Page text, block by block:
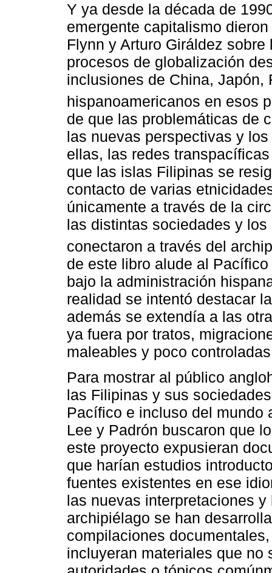
Y ya desde la década de
emergente capitalismo
Flynn y Arturo Giráldez
procesos de globalización
inclusiones de China, Japón,
hispanoamericanos en esos
de que las problemáticas de
las nuevas perspectivas y
ellas, las redes
que las islas Filipinas se
contacto de varias
únicamente a través de la
las distintas sociedades y
conectaron a través del
de este libro alude al
bajo la administración
realidad se intentó destacar
además se extendía a las
ya fuera por tratos,
maleables y poco
Para mostrar al público
las Filipinas y sus
Pacífico e incluso del mundo
Lee y Padrón buscaron que
este proyecto expusieran
que harían estudios
fuentes existentes en ese
las nuevas interpretaciones
archipiélago se han
compilaciones
incluyeran materiales que no